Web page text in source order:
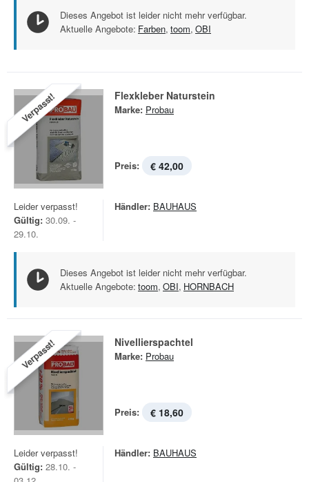
Dieses Angebot ist leider nicht mehr verfügbar.
Aktuelle Angebote: Farben, toom, OBI
Verpasst! Flexkleber Naturstein
Marke: Probau
Preis: € 42,00
Leider verpasst!
Gültig: 30.09. -
29.10.
Händler: BAUHAUS
Dieses Angebot ist leider nicht mehr verfügbar.
Aktuelle Angebote: toom, OBI, HORNBACH
Verpasst! Nivellierspachtel
Marke: Probau
Preis: € 18,60
Leider verpasst!
Gültig: 28.10. -
Händler: BAUHAUS